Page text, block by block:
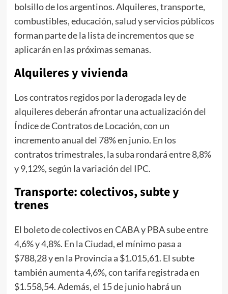
bolsillo de los argentinos. Alquileres, transporte,
combustibles, educación, salud y servicios públicos
forman parte de la lista de incrementos que se
aplicarán en las próximas semanas.
Alquileres y vivienda
Los contratos regidos por la derogada ley de
alquileres deberán afrontar una actualización del
Índice de Contratos de Locación, con un
incremento anual del 78% en junio. En los
contratos trimestrales, la suba rondará entre 8,8%
y 9,12%, según la variación del IPC.
Transporte: colectivos, subte y
trenes
El boleto de colectivos en CABA y PBA sube entre
4,6% y 4,8%. En la Ciudad, el mínimo pasa a
$788,28 y en la Provincia a $1.015,61. El subte
también aumenta 4,6%, con tarifa registrada en
$1.558,54. Además, el 15 de junio habrá un